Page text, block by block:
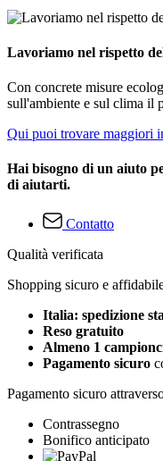
Lavoriamo nel rispetto
Con concrete misure
sull'ambiente e sul clima il
Qui puoi trovare maggiori
Hai bisogno di un aiuto
di aiutarti.
Contatto
Qualità verificata
Shopping sicuro e
Italia: spedizione
Reso gratuito
Almeno 1
Pagamento sicuro
Pagamento sicuro
Contrassegno
Bonifico anticipato